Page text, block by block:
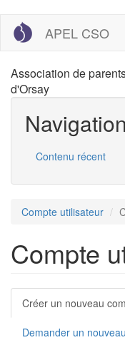
contenu
APEL CSO
Association de
d'Orsay
Navigation
Contenu récent
Compte utilisateur
Compte
Onglets
principaux
Créer un nouveau
Demander un